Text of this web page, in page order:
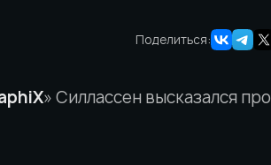
Поделиться:
» Силлассен высказался про